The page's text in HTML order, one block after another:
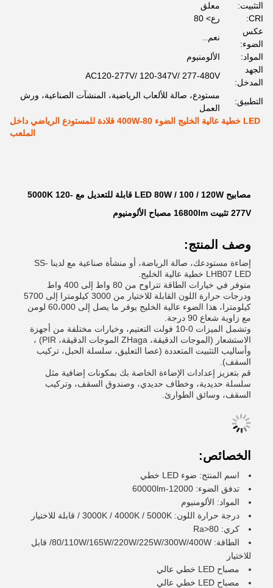
التثبيت:
معلق
CRI:
رع> 80
عكس
الضوء:
نعم..
المواد:
الألومنيوم
الجهد
المدخل:
AC120-277V/ 120-347V/ 277-480V
التطبيق:
مستودع، صالة للألعاب الرياضية، المنشآت الصناعية، ورش
العمل
LED خطية عالية الخليج الضوء 80-400W قلادة للمستودع الرياضي داخل
الملعب
مصابيح LED 80W / 100 / 120W قابلة للتعديل مع 5000K 120-
277V تثبيت 16800lm مصباح الألومنيوم
وصف المنتج:
إضاءة مستودعك، صالة الرياضة، أو منشأة صناعية مع لدينا SS-
LHB07 LED خطية عالية الخليج.
متوفر في خيارات الطاقة تتراوح من 80 واط إلى 400 واط
ودرجات حرارة اللون القابلة للاختيار من 3000 كيلومترا إلى 5700
كيلومترا، هذا الضوء عالية الخليج يوفر ما يصل إلى 60،000 لومن
مع زاوية شعاع 90 درجة.
وتشمل الميزات 0-10 فولت التعتيم، وخيارات مختلفة من أجهزة
الاستشعار (الموجات الدقيقة، ZHaga الموجات الدقيقة، PIR) ،
وأساليب التثبيت المتعددة (عصا التعليق، سلسلة الحبل، تركيب
السقف).
قم بتعزيز إعدادات الإضاءة الخاصة بك بمكونات إضافية مثل
سلسلة حديدية، وخطاف حديدي، وصندوق السقف، وتركيب
السقف، وسائق الطوارئ.
الخصائص:
اسم المنتج: ضوء LED خطي
تدفق الضوء: 12000-60000lm
المواد: الألومنيوم
درجة حرارة اللون: 3000K / 4000K / 5000K / قابلة للاختيار
كري: Ra>80
الطاقة: 80/110W/165W/220W/225W/300W/400W/ قابل
للاختيار
مصباح LED خطي عالي
مصباح LED خطي عالي